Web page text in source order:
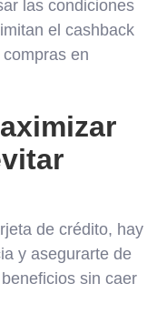
las condiciones
el cashback
en
de crédito, hay
y asegurarte de
sin caer